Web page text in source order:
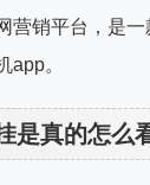
营销平台，是一
app。
是真的怎么